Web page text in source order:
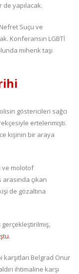
de yapılacak.
Suçu ve
Konferansın LGBTİ
mihenk taşı
göstericileri sağcı
ertelenmişti.
kişinin bir araya
ve molotof
çıkan
de gözaltına
gerçekleştirilmiş,
.
Belgrad Onur
ihtimaline karşı